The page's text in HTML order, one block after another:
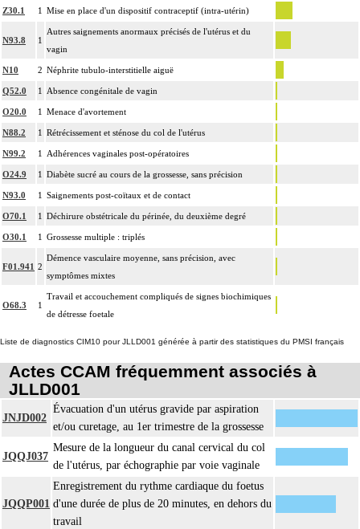
Z30.1 1 Mise en place d'un dispositif contraceptif (intra-utérin)
N93.8 1
Autres saignements anormaux précisés de l'utérus et du
vagin
N10 2 Néphrite tubulo-interstitielle aiguë
Q52.0 1 Absence congénitale de vagin
O20.0 1 Menace d'avortement
N88.2 1 Rétrécissement et sténose du col de l'utérus
N99.2 1 Adhérences vaginales post-opératoires
O24.9 1 Diabète sucré au cours de la grossesse, sans précision
N93.0 1 Saignements post-coïtaux et de contact
O70.1 1 Déchirure obstétricale du périnée, du deuxième degré
O30.1 1 Grossesse multiple : triplés
F01.941 2
Démence vasculaire moyenne, sans précision, avec
symptômes mixtes
O68.3 1
Travail et accouchement compliqués de signes biochimiques
de détresse foetale
Liste de diagnostics CIM10 pour JLLD001 générée à partir des statistiques du PMSI français
Actes CCAM fréquemment associés à
JLLD001
JNJD002
Évacuation d'un utérus gravide par aspiration
et/ou curetage, au 1er trimestre de la grossesse
JQQJ037
Mesure de la longueur du canal cervical du col
de l'utérus, par échographie par voie vaginale
JQQP001
Enregistrement du rythme cardiaque du foetus
d'une durée de plus de 20 minutes, en dehors du
travail